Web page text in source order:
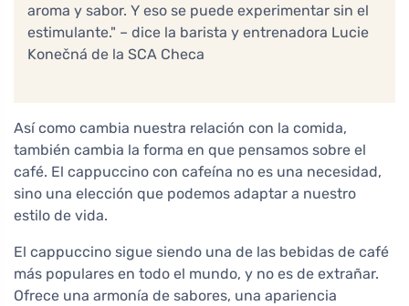
aroma y sabor. Y eso se puede experimentar sin el
estimulante." – dice la barista y entrenadora Lucie
Konečná de la SCA Checa
Así como cambia nuestra relación con la comida,
también cambia la forma en que pensamos sobre el
café. El cappuccino con cafeína no es una necesidad,
sino una elección que podemos adaptar a nuestro
estilo de vida.
El cappuccino sigue siendo una de las bebidas de café
más populares en todo el mundo, y no es de extrañar.
Ofrece una armonía de sabores, una apariencia